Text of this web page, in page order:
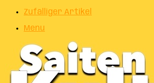
Zufälliger Artikel
Menu